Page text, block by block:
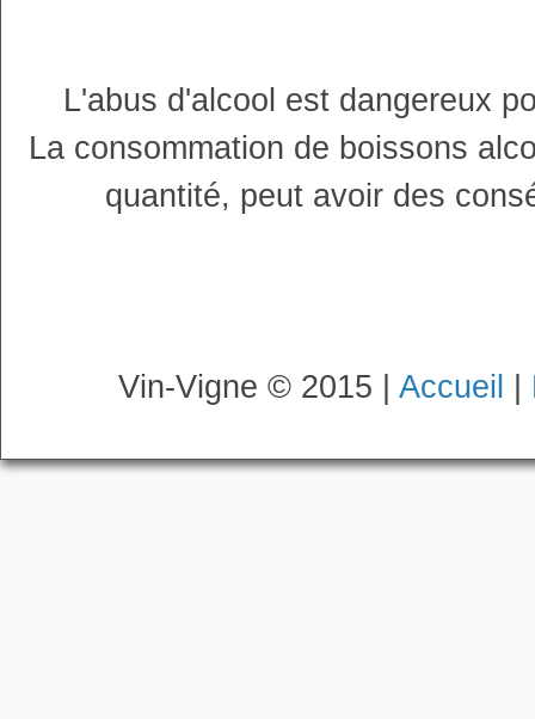
L'abus d'alcool est dangereux
La consommation de boissons
quantité, peut avoir des
Vin-Vigne © 2015 | Accueil